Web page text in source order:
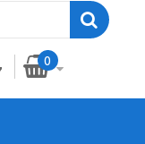
0